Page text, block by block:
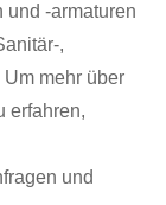
und -armaturen
,
mehr über
erfahren,
und